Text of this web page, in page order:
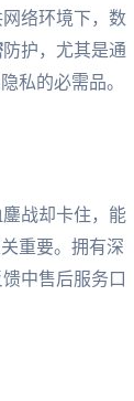
络环境下，数
防护，尤其是通
私的必需品。
战却卡住，能
重要。拥有深
中售后服务口